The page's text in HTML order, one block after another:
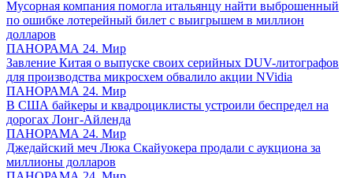
Мусорная компания помогла итальянцу найти выброшенный
по ошибке лотерейный билет с выигрышем в миллион
долларов
ПАНОРАМА 24. Мир
Завление Китая о выпуске своих серийных DUV-литографов
для производства микросхем обвалило акции NVidia
ПАНОРАМА 24. Мир
В США байкеры и квадроциклисты устроили беспредел на
дорогах Лонг-Айленда
ПАНОРАМА 24. Мир
Джедайский меч Люка Скайуокера продали с аукциона за
миллионы долларов